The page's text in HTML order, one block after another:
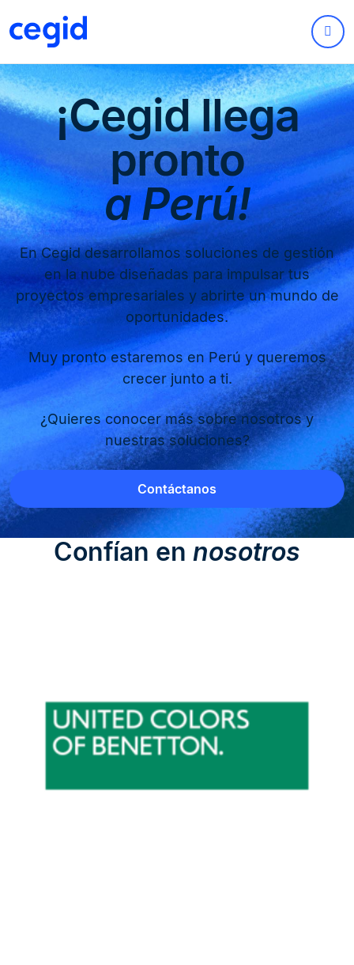
¡Cegid llega
pronto
a Perú!
En Cegid desarrollamos soluciones de gestión
en la nube diseñadas para impulsar tus
proyectos empresariales y abrirte un mundo de
oportunidades.
Muy pronto estaremos en Perú y queremos
crecer junto a ti.
¿Quieres conocer más sobre nosotros y
nuestras soluciones?
Contáctanos
Confían en nosotros